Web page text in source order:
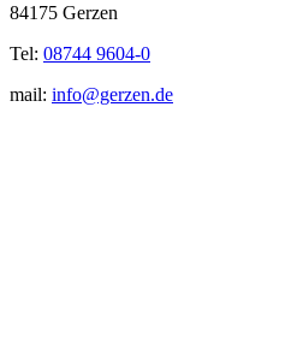
84175 Gerzen
Tel: 08744 9604-0
mail: info@gerzen.de